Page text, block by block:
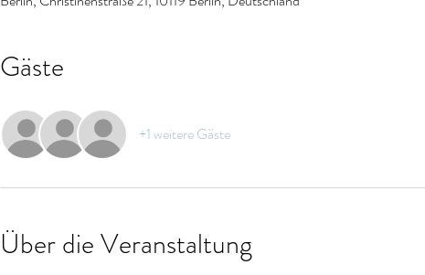
Gäste
+1 weitere Gäste
Über die Veranstaltung